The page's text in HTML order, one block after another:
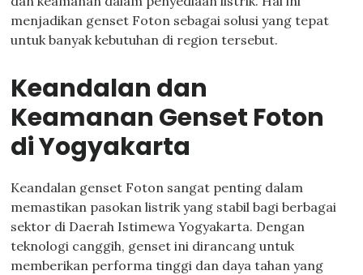
menjadikan genset Foton sebagai solusi yang tepat
untuk banyak kebutuhan di region tersebut.
Keandalan dan
Keamanan Genset Foton
di Yogyakarta
Keandalan genset Foton sangat penting dalam
memastikan pasokan listrik yang stabil bagi berbagai
sektor di Daerah Istimewa Yogyakarta. Dengan
teknologi canggih, genset ini dirancang untuk
memberikan performa tinggi dan daya tahan yang